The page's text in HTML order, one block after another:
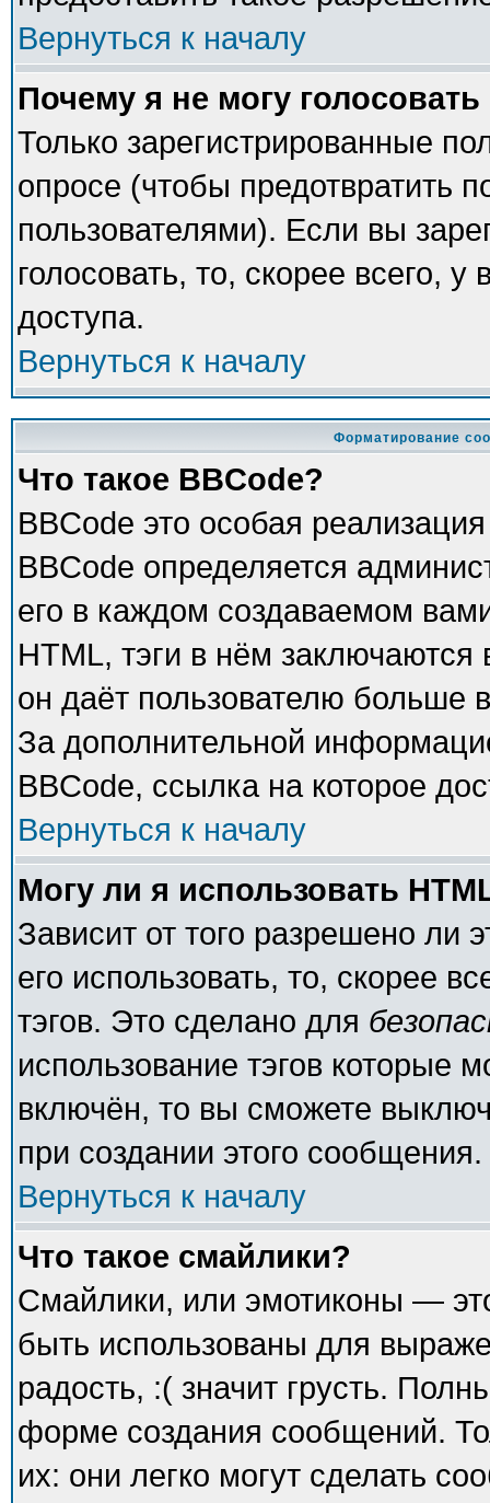
Вернуться к началу
Почему я не могу
Только зарегистрированные
опросе (чтобы предотвратить
пользователями). Если вы
голосовать, то, скорее всего,
доступа.
Вернуться к началу
Форматирование
Что такое BBCode?
BBCode это особая
BBCode определяется
его в каждом создаваемом
HTML, тэги в нём
он даёт пользователю больше
За дополнительной
BBCode, ссылка на которое
Вернуться к началу
Могу ли я использовать
Зависит от того разрешено ли
его использовать, то, скорее
тэгов. Это сделано для
использование тэгов которые
включён, то вы сможете
при создании этого сообщения.
Вернуться к началу
Что такое смайлики?
Смайлики, или эмотиконы —
быть использованы для
радость, :( значит грусть.
форме создания сообщений.
их: они легко могут сделать